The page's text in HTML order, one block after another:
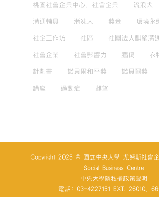
桃園社會企業中心，社會企業 流浪犬
溝通輔具 漸凍人 獎金 環境永
社企工作坊 社區 社團法人麒望溝
社會企業 社會影響力 腦傷 衣
計劃書 諾貝爾和平獎 諾貝爾獎
講座 過動症 麒望
Copyright 2025 © 國立中央大學 尤努斯社會
Social Business Centre
中央大學隱私權政策聲明
電話: 03-4227151 EXT. 26010、